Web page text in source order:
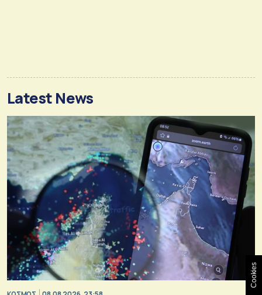
Latest News
Cookies